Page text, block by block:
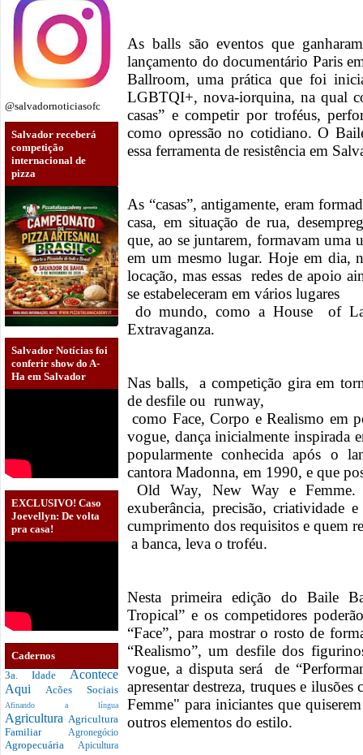
@salvadornoticiasofc
Salvador receberá
competição
internacional de
pizza
Salvador Notícias foi
conferir show do A-
Ha em Salvador
EXCLUSIVO! Caso
Joevellyn: De volta
pra casa!
Cadernos
3a. Idade Acontece
Aqui Acões Sociais
Afinando a língua
Agricultura Agricultura
Familiar Agronegócio
Agropecuária Apicultura
As balls são eventos que
lançamento do documentário Paris
Ballroom, uma prática que foi
LGBTQI+, nova-iorquina, na qual
casas” e competir por troféus,
como opressão no cotidiano. O
essa ferramenta de resistência em
As “casas”, antigamente, eram
casa, em situação de rua,
que, ao se juntarem, formavam uma
em um mesmo lugar. Hoje em dia,
locação, mas essas redes de apoio
se estabeleceram em vários lugares
do mundo, como a House of
Extravaganza.
Nas balls, a competição gira em
de desfile ou runway,
como Face, Corpo e Realismo em
vogue, dança inicialmente inspirada
popularmente conhecida após o
cantora Madonna, em 1990, e que
Old Way, New Way e Femme.
exuberância, precisão, criatividade
cumprimento dos requisitos e quem
a banca, leva o troféu.
Nesta primeira edição do Baile
Tropical” e os competidores
“Face”, para mostrar o rosto de
“Realismo”, um desfile dos
vogue, a disputa será de
apresentar destreza, truques e
Femme" para iniciantes que
outros elementos do estilo.